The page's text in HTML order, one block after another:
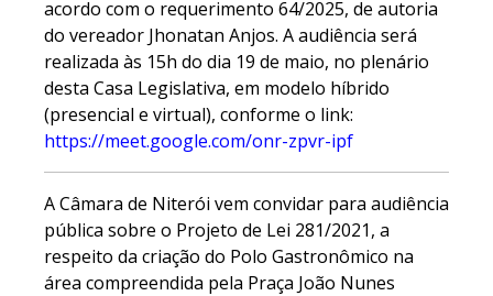
acordo com o requerimento 64/2025, de autoria
do vereador Jhonatan Anjos. A audiência será
realizada às 15h do dia 19 de maio, no plenário
desta Casa Legislativa, em modelo híbrido
(presencial e virtual), conforme o link:
https://meet.google.com/onr-zpvr-ipf
A Câmara de Niterói vem convidar para audiência
pública sobre o Projeto de Lei 281/2021, a
respeito da criação do Polo Gastronômico na
área compreendida pela Praça João Nunes